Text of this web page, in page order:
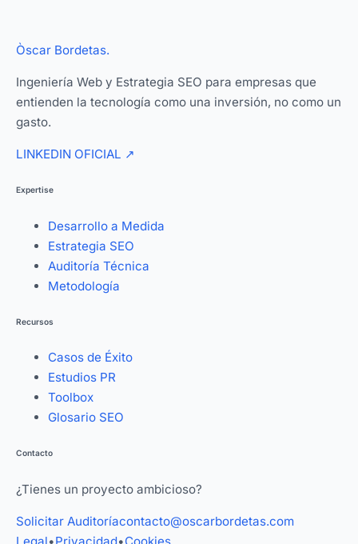
Òscar Bordetas.
Ingeniería Web y Estrategia SEO para empresas que
entienden la tecnología como una inversión, no como un
gasto.
LINKEDIN OFICIAL ↗
Expertise
Desarrollo a Medida
Estrategia SEO
Auditoría Técnica
Metodología
Recursos
Casos de Éxito
Estudios PR
Toolbox
Glosario SEO
Contacto
¿Tienes un proyecto ambicioso?
Solicitar Auditoríacontacto@oscarbordetas.com